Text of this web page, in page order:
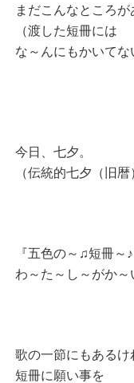
まだこんなところが
（渡した短冊には
な～んにもかいてな
今日、七夕。
（伝統的七夕（旧暦
『五色の～♫短冊～♪
わ～た～し～がか～
歌の一節にもあるけ
短冊に願い事を